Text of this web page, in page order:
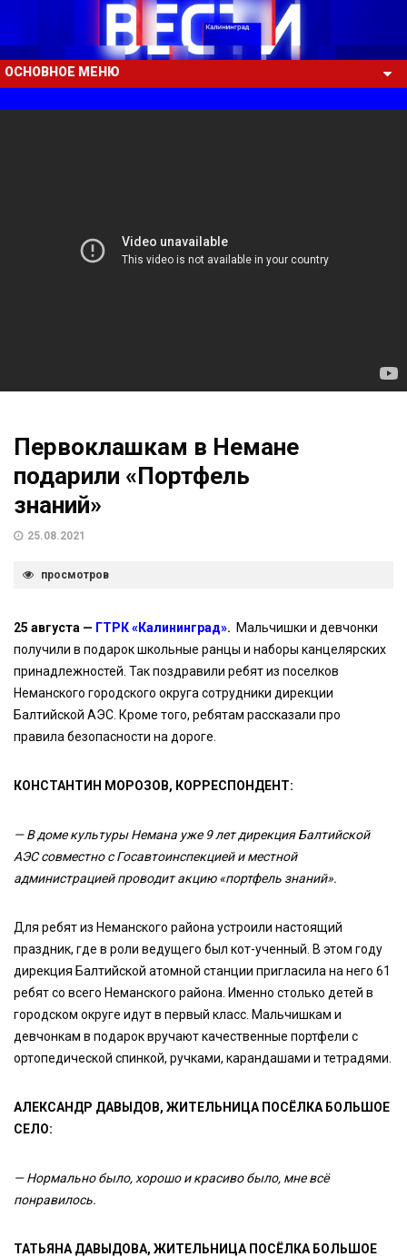
ОСНОВНОЕ МЕНЮ
Первоклашкам в Немане
подарили «Портфель
знаний»
25.08.2021
просмотров
25 августа — ГТРК «Калининград». Мальчишки и девчонки
получили в подарок школьные ранцы и наборы канцелярских
принадлежностей. Так поздравили ребят из поселков
Неманского городского округа сотрудники дирекции
Балтийской АЭС. Кроме того, ребятам рассказали про
правила безопасности на дороге.
КОНСТАНТИН МОРОЗОВ, КОРРЕСПОНДЕНТ:
— В доме культуры Немана уже 9 лет дирекция Балтийской
АЭС совместно с Госавтоинспекцией и местной
администрацией проводит акцию «портфель знаний».
Для ребят из Неманского района устроили настоящий
праздник, где в роли ведущего был кот-ученный. В этом году
дирекция Балтийской атомной станции пригласила на него 61
ребят со всего Неманского района. Именно столько детей в
городском округе идут в первый класс. Мальчишкам и
девчонкам в подарок вручают качественные портфели с
ортопедической спинкой, ручками, карандашами и тетрадями.
АЛЕКСАНДР ДАВЫДОВ, ЖИТЕЛЬНИЦА ПОСЁЛКА БОЛЬШОЕ
СЕЛО:
— Нормально было, хорошо и красиво было, мне всё
понравилось.
ТАТЬЯНА ДАВЫДОВА, ЖИТЕЛЬНИЦА ПОСЁЛКА БОЛЬШОЕ